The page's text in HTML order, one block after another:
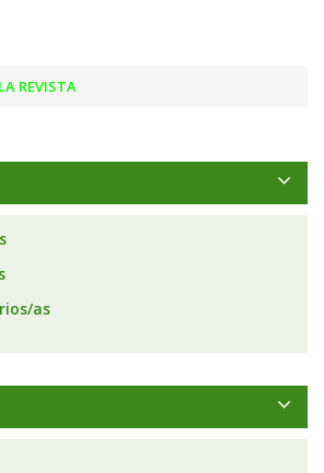
REVISTA
as